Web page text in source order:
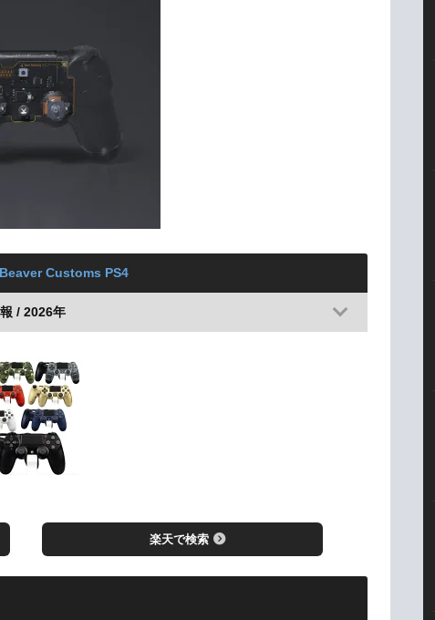
Customs PS4
/ 2026年
楽天で検索